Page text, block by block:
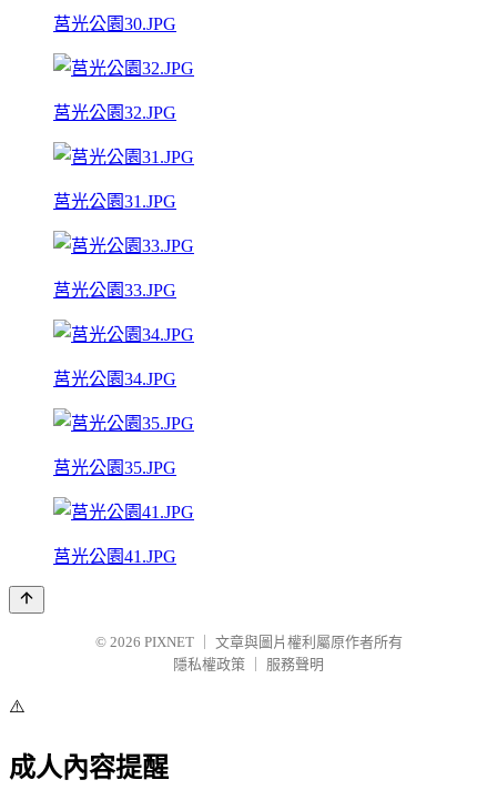
莒光公園30.JPG
莒光公園32.JPG
莒光公園31.JPG
莒光公園33.JPG
莒光公園34.JPG
莒光公園35.JPG
莒光公園41.JPG
© 2026 PIXNET
文章與圖片權利屬原作者所有
隱私權政策
服務聲明
⚠️
成人內容提醒